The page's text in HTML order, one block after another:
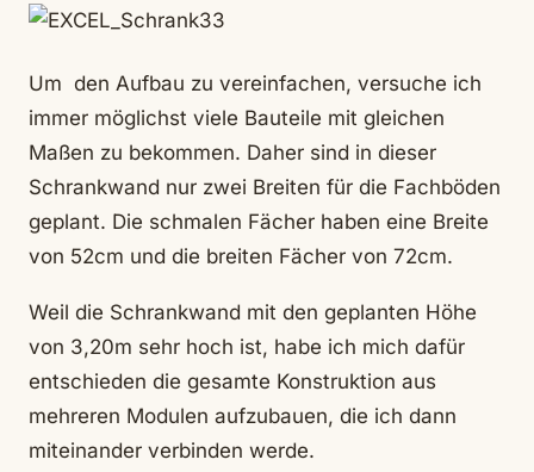
Um den Aufbau zu vereinfachen, versuche ich
immer möglichst viele Bauteile mit gleichen
Maßen zu bekommen. Daher sind in dieser
Schrankwand nur zwei Breiten für die Fachböden
geplant. Die schmalen Fächer haben eine Breite
von 52cm und die breiten Fächer von 72cm.
Weil die Schrankwand mit den geplanten Höhe
von 3,20m sehr hoch ist, habe ich mich dafür
entschieden die gesamte Konstruktion aus
mehreren Modulen aufzubauen, die ich dann
miteinander verbinden werde.